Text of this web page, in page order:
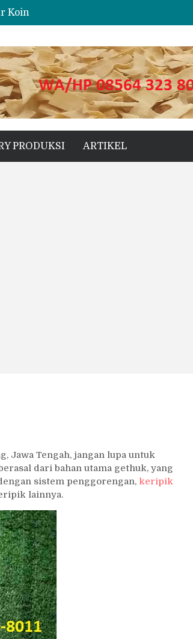
Koin
Kecil hingga Besar
PRODUKSI ARTIKEL
Jawa Tengah, jangan lupa untuk
dari bahan utama gethuk, yang
sistem penggorengan, keripik
lainnya.